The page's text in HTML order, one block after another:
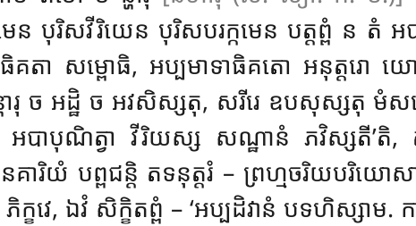
សវីរិយេន បុរិសបរក្កមេន បត្តព្ពំ ន តំ អ
តា សម្ពោធិ, អប្បមាទាធិគតោ អនុត្តរោ យោគ
ហារុ ច អដ្ឋិ ច អវសិស្សតុ, សរីរេ ឧបសុស្សតុ
អបាបុណិត្វា វីរិយស្ស សណ្ឋានំ ភវិស្សតី’តិ,
គារិយំ បព្ពជន្តិ តទនុត្តរំ – ព្រហ្មចរិយបរិយោ
ខវេ, ឯវំ សិក្ខិតព្ពំ – ‘អប្បដិវានំ បទហិស្សាម.